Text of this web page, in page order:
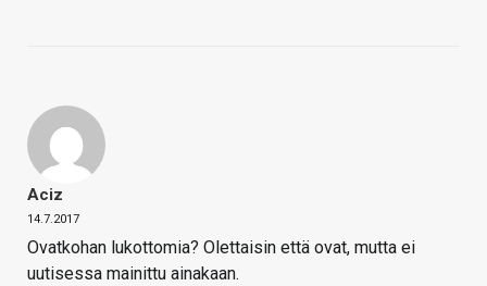
Aciz
14.7.2017
Ovatkohan lukottomia? Olettaisin että ovat, mutta ei
uutisessa mainittu ainakaan.